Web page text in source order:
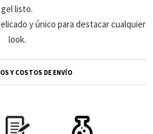
gel listo.
y único para destacar cualquier
look.
Y COSTOS DE ENVÍO